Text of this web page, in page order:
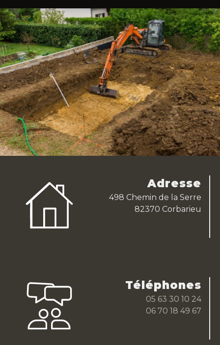
Adresse
498 Chemin de la Serre
82370 Corbarieu
Téléphones
05 63 30 10 24
06 70 18 49 67